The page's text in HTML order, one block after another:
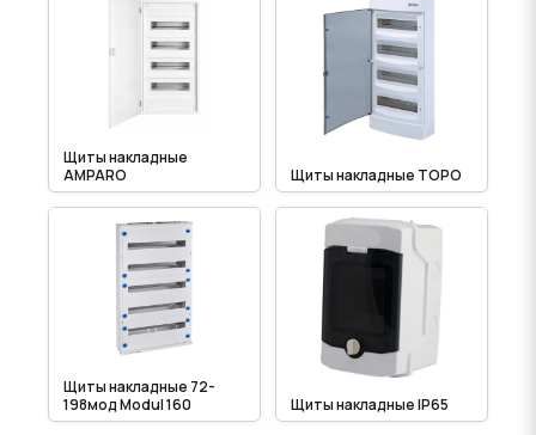
Щиты накладные
AMPARO
Щиты накладные TOPO
Щиты накладные 72-
198мод Modul 160
Щиты накладные IP65